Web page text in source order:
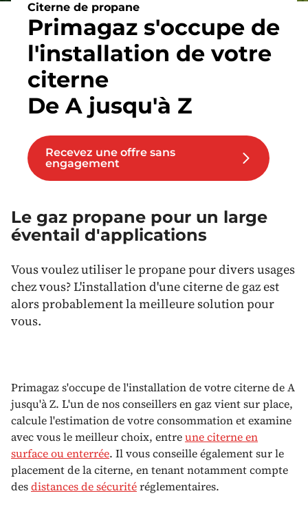
Citerne de propane
Primagaz s'occupe de
l'installation de votre
citerne
De A jusqu'à Z
Recevez une offre sans
engagement
Le gaz propane pour un large
éventail d'applications
Vous voulez utiliser le propane pour divers usages
chez vous? L'installation d'une citerne de gaz est
alors probablement la meilleure solution pour
vous.
Primagaz s'occupe de l'installation de votre citerne de A
jusqu'à Z. L'un de nos conseillers en gaz vient sur place,
calcule l'estimation de votre consommation et examine
avec vous le meilleur choix, entreune citerne en
surface ou enterrée. Il vous conseille également sur le
placement de la citerne, en tenant notamment compte
desdistances de sécuritéréglementaires.